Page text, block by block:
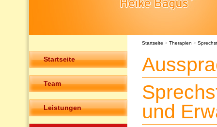
Startseite
Team
Leistungen
Startseite > Therapien >
und